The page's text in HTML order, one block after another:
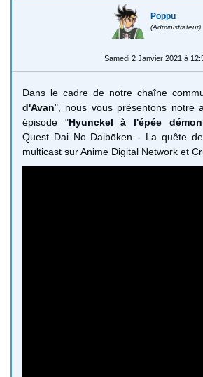
Poppu
(Administrateur)
Samedi 2 Janvier 2021 à
Dans le cadre de notre chaîne
d'Avan", nous vous présentons notre
épisode "Hyunckel à l'épée
Quest Dai No Daibōken - La quête
multicast sur Anime Digital Network et